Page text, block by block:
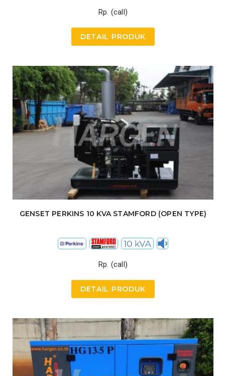
Rp. (call)
DETAIL PRODUK
GENSET PERKINS 10 KVA STAMFORD (OPEN TYPE)
Rp. (call)
DETAIL PRODUK